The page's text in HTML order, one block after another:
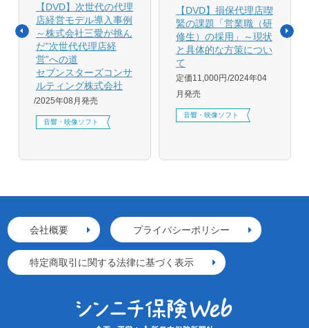
【DVD】次世代の代理
店経営モデル導入事例
～株式会社三愛が挑ん
だ”次世代代理店経
営”への道
セブンスターズコンサ
ルティング株式会社
2025年08月発売
音響・映像ソフト
【DVD】損保代理店喫
緊の課題「営業職（研
修生）の採用」～現状
と具体的な方策につい
て
定価11,000円 2024年04
月発売
音響・映像ソフト
会社概要 プライバシーポリシー
特定商取引に関する法律に基づく表示